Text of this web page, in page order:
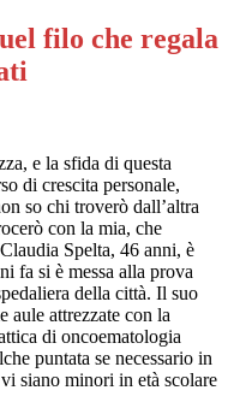
filo che regala
e la sfida di questa
di crescita personale,
so chi troverò dall’altra
con la mia, che
Spelta, 46 anni, è
fa si è messa alla prova
della città. Il suo
aule attrezzate con la
di oncoematologia
puntata se necessario in
siano minori in età scolare